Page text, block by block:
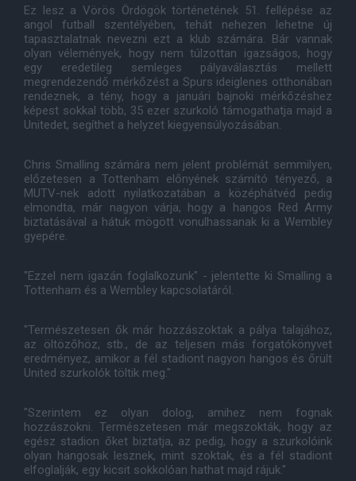
Ez lesz a Vörös Ördögök történetének 51. fellépése az
angol futball szentélyében, tehát nehezen lehetne új
tapasztalatnak nevezni ezt a klub számára. Bár vannak
olyan vélemények, hogy nem túlzottan igazságos, hogy
egy eredetileg semleges pályaválasztás mellett
megrendezendő mérkőzést a Spurs ideiglenes otthonában
rendeznek, a tény, hogy a januári bajnoki mérkőzéshez
képest sokkal több, 35 ezer szurkoló támogathatja majd a
Unitedet, segíthet a helyzet kiegyensúlyozásában.
Chris Smalling számára nem jelent problémát semmilyen,
előzetesen a Tottenham előnyének számító tényező, a
MUTV-nek adott nyilatkozatában a középhátvéd pedig
elmondta, már nagyon várja, hogy a hangos Red Army
biztatásával a hátuk mögött vonulhassanak ki a Wembley
gyepére.
"Ezzel nem igazán foglalkozunk" - jelentette ki Smalling a
Tottenham és a Wembley kapcsolatáról.
"Természetesen ők már hozzászoktak a pálya talajához,
az öltözőhöz, stb., de az teljesen más forgatókönyvet
eredményez, amikor a fél stadiont nagyon hangos és őrült
United szurkolók töltik meg."
"Szerintem ez olyan dolog, amihez nem fognak
hozzászokni. Természetesen már megszokták, hogy az
egész stadion őket biztatja, az pedig, hogy a szurkolóink
olyan hangosak lesznek, mint szoktak, és a fél stadiont
elfoglalják, egy kicsit sokkolóan hathat majd rájuk."